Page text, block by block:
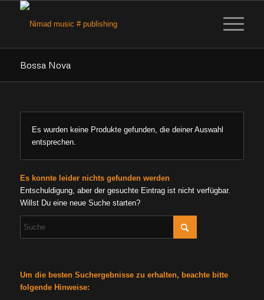
Bossa Nova
Es wurden keine Produkte gefunden, die deiner Auswahl
entsprechen.
Es konnte leider nichts gefunden werden
Entschuldigung, aber der gesuchte Eintrag ist nicht verfügbar.
Willst Du eine neue Suche starten?
Um die besten Suchergebnisse zu erhalten, beachte bitte
folgende Hinweise: